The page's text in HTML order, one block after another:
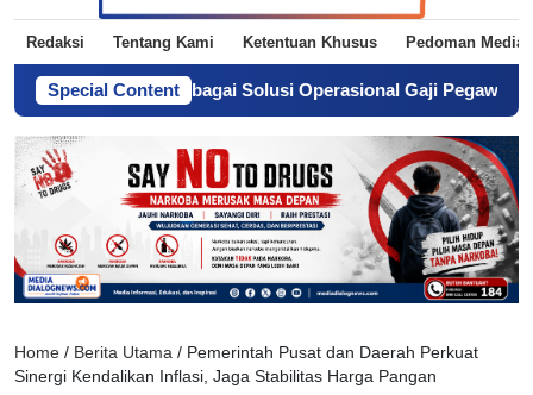
Redaksi Tentang Kami Ketentuan Khusus Pedoman Media
Special Content
Langkah sebagai Solusi Operasional Gaji Pegawai Pemda-
Home / Berita Utama / Pemerintah Pusat dan Daerah Perkuat
Sinergi Kendalikan Inflasi, Jaga Stabilitas Harga Pangan